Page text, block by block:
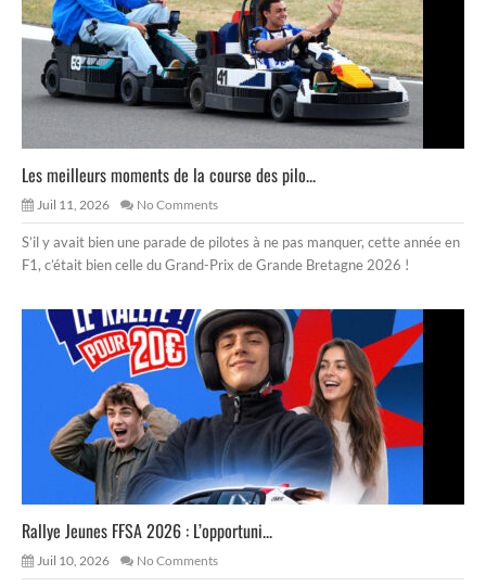
Les meilleurs moments de la course des pilo...
Juil 11, 2026 No Comments
S’il y avait bien une parade de pilotes à ne pas manquer, cette année en
F1, c’était bien celle du Grand-Prix de Grande Bretagne 2026 !
Rallye Jeunes FFSA 2026 : L’opportuni...
Juil 10, 2026 No Comments